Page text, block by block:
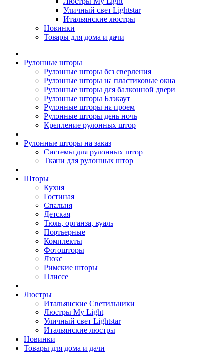
Уличный свет Lightstar
Итальянские люстры
Новинки
Товары для дома и дачи
Рулонные шторы
Рулонные шторы без сверления
Рулонные шторы на пластиковые окна
Рулонные шторы для балконной двери
Рулонные шторы Блэкаут
Рулонные шторы на проем
Рулонные шторы день ночь
Крепление рулонных штор
Рулонные шторы на заказ
Системы для рулонных штор
Ткани для рулонных штор
Шторы
Кухня
Гостиная
Спальня
Детская
Тюль, органза, вуаль
Портьерные
Комплекты
Фотошторы
Люкс
Римские шторы
Плиссе
Люстры
Итальянские Светильники
Люстры My Light
Уличный свет Lightstar
Итальянские люстры
Новинки
Товары для дома и дачи